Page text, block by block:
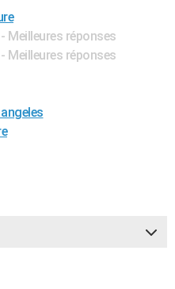
- Meilleures réponses
- Meilleures réponses